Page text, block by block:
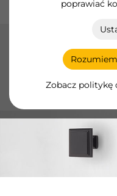
poprawiać
Zobacz politykę
Uchwyty z zamaku w
klasyczny styl i
wytrzymałego akcentu